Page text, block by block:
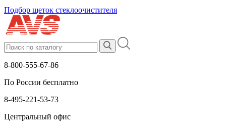
Подбор щеток стеклоочистителя
8-800-555-67-86
По России бесплатно
8-495-221-53-73
Центральный офис